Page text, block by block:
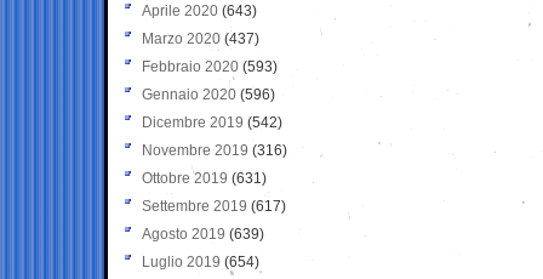
Aprile 2020 (643)
Marzo 2020 (437)
Febbraio 2020 (593)
Gennaio 2020 (596)
Dicembre 2019 (542)
Novembre 2019 (316)
Ottobre 2019 (631)
Settembre 2019 (617)
Agosto 2019 (639)
Luglio 2019 (654)